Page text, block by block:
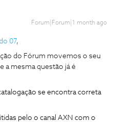
Forum|Forum|1 month ago
07,
do Fórum movemos o seu
a mesma questão já é
se encontra correta
pelo o canal AXN com o